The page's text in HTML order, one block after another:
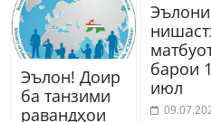
Эълон! Доир
ба танзими
равандҳои
Эълони
барои
июл